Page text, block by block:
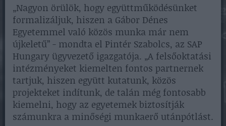
„Nagyon örülök, hogy együttműködésünket
formalizáljuk, hiszen a Gábor Dénes
Egyetemmel való közös munka már nem
újkeletű” - mondta el Pintér Szabolcs, az SAP
Hungary ügyvezető igazgatója. „A felsőoktatási
intézményeket kiemelten fontos partnernek
tartjuk, hiszen együtt kutatunk, közös
projekteket indítunk, de talán még fontosabb
kiemelni, hogy az egyetemek biztosítják
számunkra a minőségi munkaerő utánpótlást.